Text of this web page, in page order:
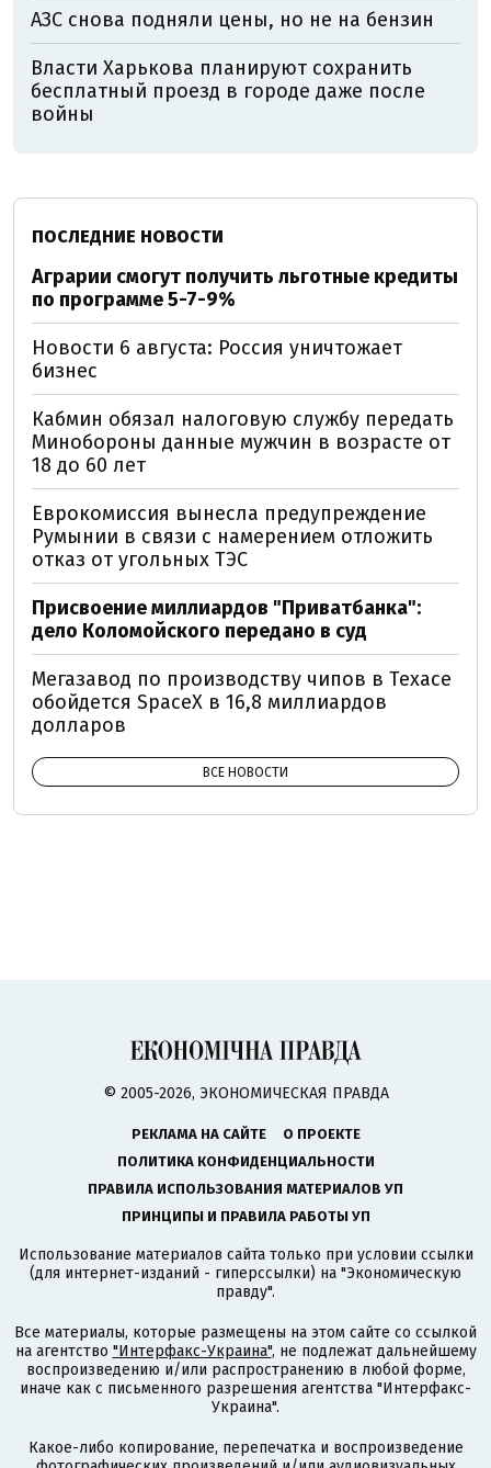
АЗС снова подняли цены, но не на бензин
Власти Харькова планируют сохранить
бесплатный проезд в городе даже после
войны
ПОСЛЕДНИЕ НОВОСТИ
Аграрии смогут получить льготные кредиты
по программе 5-7-9%
Новости 6 августа: Россия уничтожает
бизнес
Кабмин обязал налоговую службу передать
Минобороны данные мужчин в возрасте от
18 до 60 лет
Еврокомиссия вынесла предупреждение
Румынии в связи с намерением отложить
отказ от угольных ТЭС
Присвоение миллиардов "Приватбанка":
дело Коломойского передано в суд
Мегазавод по производству чипов в Техасе
обойдется SpaceX в 16,8 миллиардов
долларов
ВСЕ НОВОСТИ
© 2005-2026, ЭКОНОМИЧЕСКАЯ ПРАВДА
РЕКЛАМА НА САЙТЕ
О ПРОЕКТЕ
ПОЛИТИКА КОНФИДЕНЦИАЛЬНОСТИ
ПРАВИЛА ИСПОЛЬЗОВАНИЯ МАТЕРИАЛОВ УП
ПРИНЦИПЫ И ПРАВИЛА РАБОТЫ УП
Использование материалов сайта только при условии ссылки
(для интернет-изданий - гиперссылки) на "Экономическую
правду".
Все материалы, которые размещены на этом сайте со ссылкой
на агентство "Интерфакс-Украина", не подлежат дальнейшему
воспроизведению и/или распространению в любой форме,
иначе как с письменного разрешения агентства "Интерфакс-
Украина".
Какое-либо копирование, перепечатка и воспроизведение